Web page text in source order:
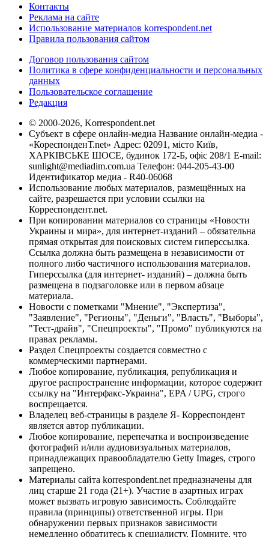
Контакты
Реклама на сайте
Использование материалов korrespondent.net
Правила пользования сайтом
Договор пользования сайтом
Политика в сфере конфиденциальности и персональных
данных
Пользовательское соглашение
Редакция
© 2000-2026, Korrespondent.net
Субъект в сфере онлайн-медиа Название онлайн-медиа -
«КореспонденТ.net» Адрес: 02091, місто Київ,
ХАРКІВСЬКЕ ШОСЕ, будинок 172-Б, офіс 208/1 E-mail:
sunlight@mediadim.com.ua Телефон: 044-205-43-00
Идентификатор медиа - R40-06068
Использование любых материалов, размещённых на
сайте, разрешается при условии ссылки на
Корреспондент.net.
При копировании материалов со страницы «Новости
Украины и мира», для интернет-изданий – обязательна
прямая открытая для поисковых систем гиперссылка.
Ссылка должна быть размещена в независимости от
полного либо частичного использования материалов.
Гиперссылка (для интернет- изданий) – должна быть
размещена в подзаголовке или в первом абзаце
материала.
Новости с пометками "Мнение", "Экспертиза",
"Заявление", "Регионы", "Деньги", "Власть", "Выборы",
"Тест-драйв", "Спецпроекты", "Промо" публикуются на
правах рекламы.
Раздел Спецпроекты создается совместно с
коммерческими партнерами.
Любое копирование, публикация, републикация и
другое распространение информации, которое содержит
ссылку на "Интерфакс-Украина", EPA / UPG, строго
воспрещается.
Владелец веб-страницы в разделе Я- Корреспондент
является автор публикации.
Любое копирование, перепечатка и воспроизведение
фотографий и/или аудиовизуальных материалов,
принадлежащих правообладателю Getty Images, строго
запрещено.
Материалы сайта korrespondent.net предназначены для
лиц старше 21 года (21+). Участие в азартных играх
может вызвать игровую зависимость. Соблюдайте
правила (принципы) ответственной игры. При
обнаружении первых признаков зависимости
немедленно обратитесь к специалисту. Помните, что